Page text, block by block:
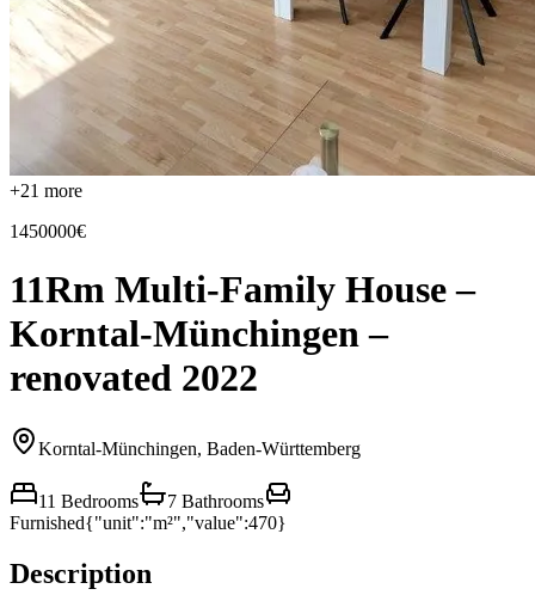
+21 more
1450000€
11Rm Multi-Family House –
Korntal-Münchingen –
renovated 2022
Korntal-Münchingen, Baden-Württemberg
11 Bedrooms
7 Bathrooms
Furnished{"unit":"m²","value":470}
Description